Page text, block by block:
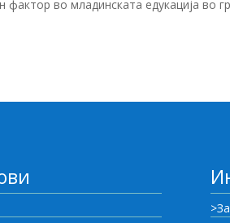
фактор во младинската едукација во